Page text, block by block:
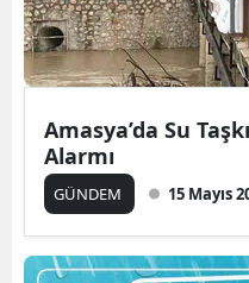
Amasya’da Su
Alarmı
GÜNDEM 15 Mayıs